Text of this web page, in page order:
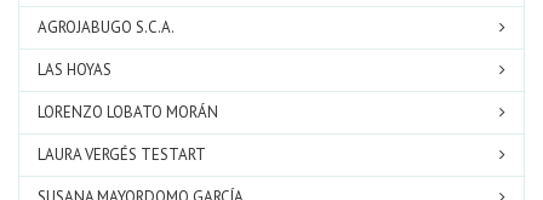
AGROJABUGO S.C.A.
LAS HOYAS
LORENZO LOBATO MORÁN
LAURA VERGÉS TESTART